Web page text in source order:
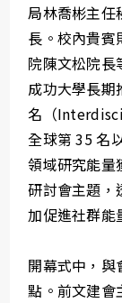
局林喬彬主任
長。校內貴賓
院陳文松院長
成功大學長期
名（
全球第 35 名
領域研究能量
研討會主題，
加促進社群能
開幕式中，與
點。前文建會